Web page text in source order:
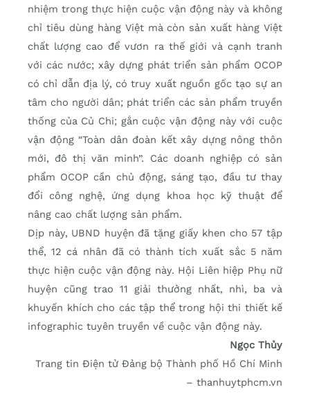
nhiệm trong thực hiện cuộc vận động này và không
chỉ tiêu dùng hàng Việt mà còn sản xuất hàng Việt
chất lượng cao để vươn ra thế giới và cạnh tranh
với các nước; xây dựng phát triển sản phẩm OCOP
có chỉ dẫn địa lý, có truy xuất nguồn gốc tạo sự an
tâm cho người dân; phát triển các sản phẩm truyền
thống của Củ Chi; gắn cuộc vận động này với cuộc
vận động “Toàn dân đoàn kết xây dựng nông thôn
mới, đô thị văn minh”. Các doanh nghiệp có sản
phẩm OCOP cần chủ động, sáng tạo, đầu tư thay
đổi công nghệ, ứng dụng khoa học kỹ thuật để
nâng cao chất lượng sản phẩm.
Dịp này, UBND huyện đã tặng giấy khen cho 57 tập
thể, 12 cá nhân đã có thành tích xuất sắc 5 năm
thực hiện cuộc vận động này. Hội Liên hiệp Phụ nữ
huyện cũng trao 11 giải thưởng nhất, nhì, ba và
khuyến khích cho các tập thể trong hội thi thiết kế
infographic tuyên truyền về cuộc vận động này.
Ngọc Thủy
Trang tin Điện tử Đảng bộ Thành phố Hồ Chí Minh
– thanhuytphcm.vn